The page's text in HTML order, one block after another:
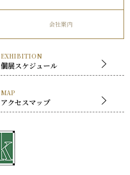
会社案内
EXHIBITION
個展スケジュール
MAP
アクセスマップ